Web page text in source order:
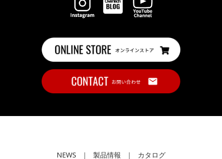
NEWS ｜ 製品情報 ｜ カタログ